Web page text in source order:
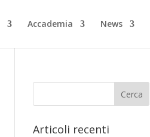
Accademia News
Articoli recenti